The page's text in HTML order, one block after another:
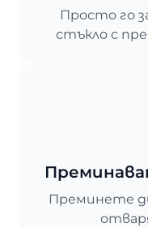
Просто го
стъкло с
Преминете